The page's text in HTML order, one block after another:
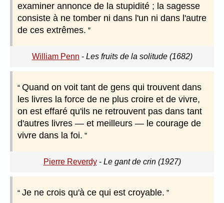
examiner annonce de la stupidité ; la sagesse
consiste à ne tomber ni dans l'un ni dans l'autre
de ces extrêmes.
William Penn - Les fruits de la solitude (1682)
Quand on voit tant de gens qui trouvent dans
les livres la force de ne plus croire et de vivre,
on est effaré qu'ils ne retrouvent pas dans tant
d'autres livres — et meilleurs — le courage de
vivre dans la foi.
Pierre Reverdy- Le gant de crin (1927)
Je ne crois qu'à ce qui est croyable.